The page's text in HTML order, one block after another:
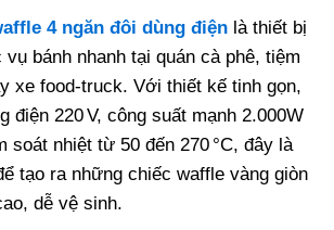
4 ngăn đôi dùng điện là thiết bị
bánh nhanh tại quán cà phê, tiệm
xe food‑truck. Với thiết kế tinh gọn,
điện 220 V, công suất mạnh 2.000W
soát nhiệt từ 50 đến 270 °C, đây là
tạo ra những chiếc waffle vàng giòn
dễ vệ sinh.